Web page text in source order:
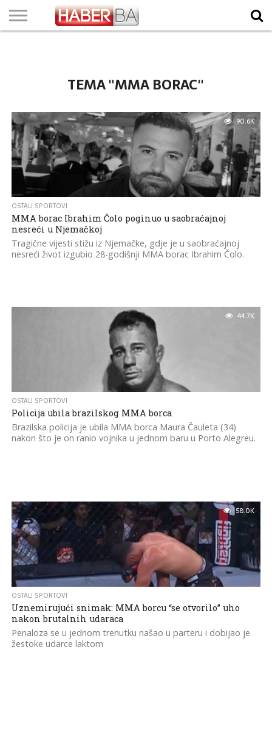
TEMA "MMA BORAC"
90.6K
OSTALI SPORTOVI
MMA borac Ibrahim Čolo poginuo u saobraćajnoj
nesreći u Njemačkoj
Tragične vijesti stižu iz Njemačke, gdje je u saobraćajnoj
nesreći život izgubio 28-godišnji MMA borac Ibrahim Čolo.
44.7K
OSTALI SPORTOVI
Policija ubila brazilskog MMA borca
Brazilska policija je ubila MMA borca Maura Čauleta (34)
nakon što je on ranio vojnika u jednom baru u Porto Alegreu.
58.0K
OSTALI SPORTOVI
Uznemirujući snimak: MMA borcu “se otvorilo” uho
nakon brutalnih udaraca
Penaloza se u jednom trenutku našao u parteru i dobijao je
žestoke udarce laktom